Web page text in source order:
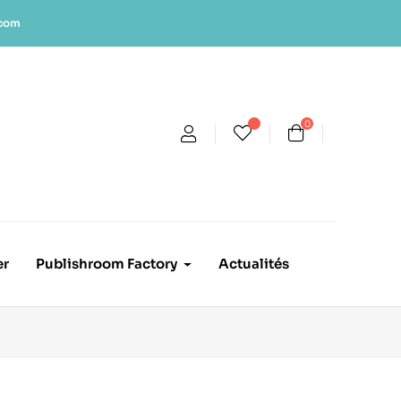
0
Publishroom Factory Actualités